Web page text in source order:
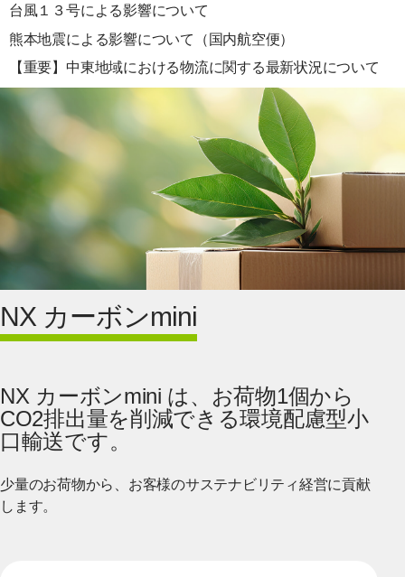
台風１３号による影響について
熊本地震による影響について（国内航空便）
【重要】中東地域における物流に関する最新状況について
NX カーボンmini
NX カーボンmini は、お荷物1個から
CO2排出量を削減できる環境配慮型小
口輸送です。
少量のお荷物から、お客様のサステナビリティ経営に貢献
します。